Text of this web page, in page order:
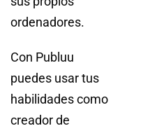
ordenadores.
Con Publuu
puedes usar tus
habilidades como
creador de